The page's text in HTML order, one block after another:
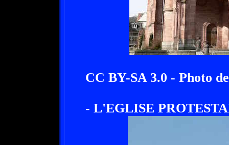
CC BY-SA 3.0 - Photo
- L'EGLISE